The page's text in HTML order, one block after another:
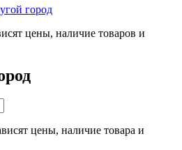
город
цены, наличие товаров и
цены, наличие товара и